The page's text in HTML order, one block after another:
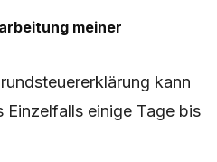
meiner
kann
Einzelfalls einige Tage bis